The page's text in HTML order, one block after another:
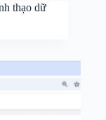
thạo dữ